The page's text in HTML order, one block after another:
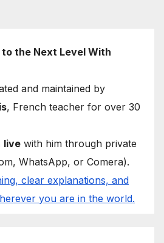
to the Next Level With
and maintained by
, French teacher for over 30
live with him through private
WhatsApp, or Comera).
clear explanations, and
you are in the world.